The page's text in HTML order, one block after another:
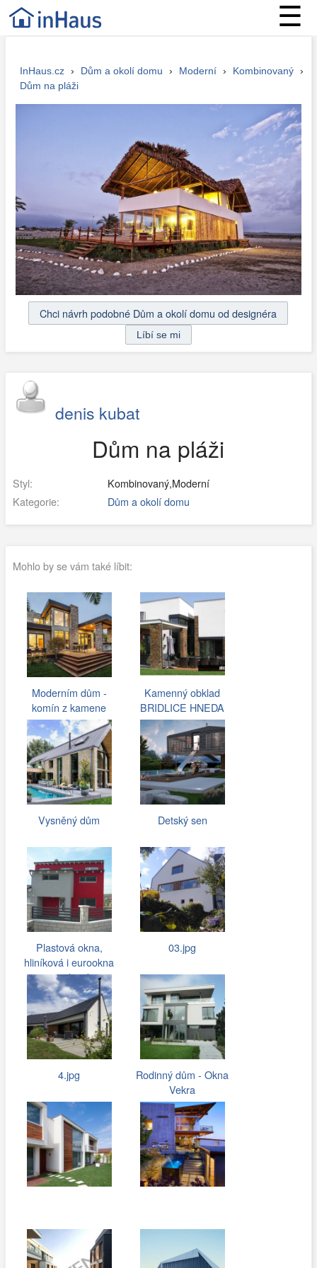
☰
InHaus.cz › Dům a okolí domu › Moderní › Kombinovaný ›
Dům na pláži
Chci návrh podobné Dům a okolí domu od designéra
denis kubat
Dům na pláži
Styl:
Kombinovaný,Moderní
Kategorie:
Dům a okolí domu
Mohlo by se vám také líbit:
Moderním dům -
komín z kamene
Kamenný obklad
BRIDLICE HNEDA
Vysněný dům Detský sen
Plastová okna,
hliníková i eurookna
pro rodinné…
03.jpg
4.jpg
Rodinný dům - Okna
Vekra